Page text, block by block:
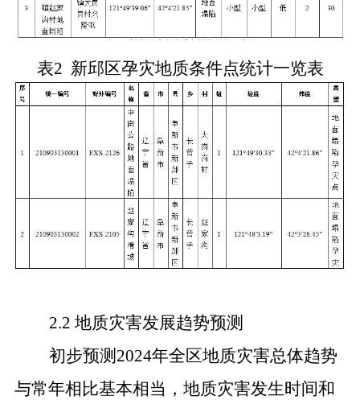
表2 新邱区孕灾地质条件点统计一览表
2.2 地质灾害发展趋势预测
初步预测2024年全区地质灾害总体趋势
与常年相比基本相当，地质灾害发生时间和